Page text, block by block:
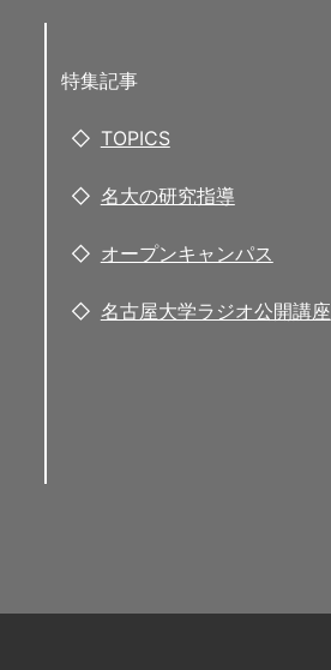
特集記事
TOPICS
名大の研究指導
オープンキャンパス
名古屋大学ラジオ公開講座